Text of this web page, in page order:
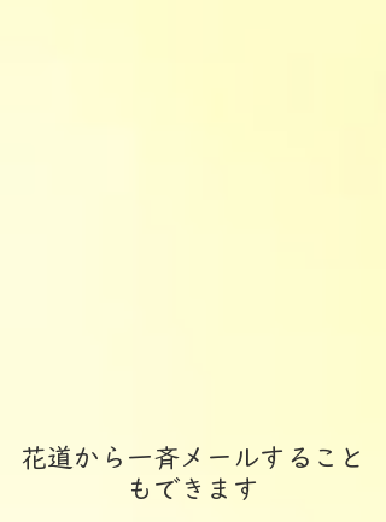
​花道から一斉メールすること
もできます